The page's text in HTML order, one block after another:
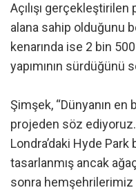
Açılışı gerçekleştirilen
alana sahip olduğunu
kenarında ise 2 bin
yapımının sürdüğünü
Şimşek, “Dünyanın en
projeden söz
Londra’daki Hyde
tasarlanmış ancak
sonra hemşehrilerimiz